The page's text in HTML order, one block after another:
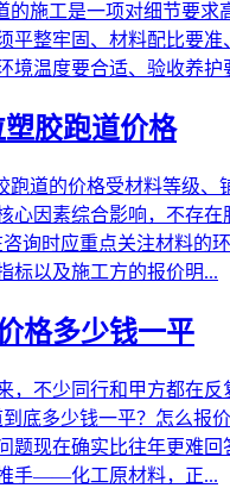
的施工是一项对细节要求
平整牢固、材料配比要准
境温度要合适、验收养护
胶跑道价格
跑道的价格受材料等级、
心因素综合影响，不存
询时应重点关注材料的
标以及施工方的报价明...
格多少钱一平
，不少同行和甲方都在反
底多少钱一平？怎么报
题现在确实比往年更难回
手——化工原材料，正...